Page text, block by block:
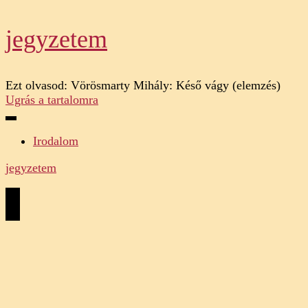
jegyzetem
Ezt olvasod: Vörösmarty Mihály: Késő vágy (elemzés)
Ugrás a tartalomra
Irodalom
jegyzetem